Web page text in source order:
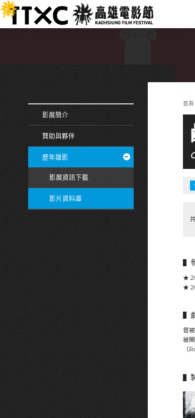
跳
到
主
:::
影展簡介
贊助與夥伴
歷年雄影
影展資訊下載
影片資料庫
首頁
★
★
曾
被
（